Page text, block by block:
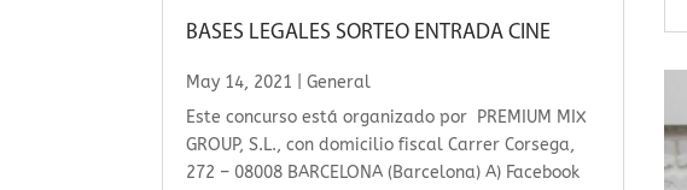
BASES LEGALES SORTEO ENTRADA CINE
May 14, 2021 |General
Este concurso está organizado por PREMIUM MIX
GROUP, S.L., con domicilio fiscal Carrer Corsega,
272 – 08008 BARCELONA (Barcelona) A) Facebook